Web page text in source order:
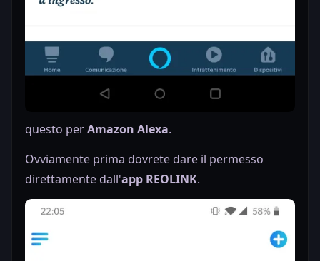
questo perAmazon Alexa.
Ovviamente prima dovrete dare il permesso
direttamente dall'app REOLINK.